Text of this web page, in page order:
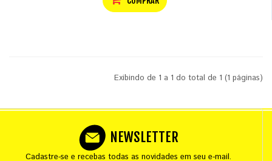
Exibindo de 1 a 1 do total de 1 (1 páginas)
NEWSLETTER
Cadastre-se e recebas todas as novidades em seu e-mail.